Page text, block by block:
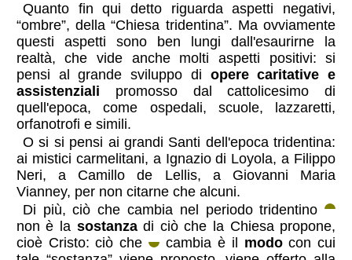
Quanto fin qui detto riguarda aspetti negativi,
“ombre”, della “Chiesa tridentina”. Ma ovviamente
questi aspetti sono ben lungi dall'esaurirne la
realtà, che vide anche molti aspetti positivi: si
pensi al grande sviluppo di opere caritative e
assistenziali promosso dal cattolicesimo di
quell'epoca, come ospedali, scuole, lazzaretti,
orfanotrofi e simili.
O si si pensi ai grandi Santi dell'epoca tridentina:
ai mistici carmelitani, a Ignazio di Loyola, a Filippo
Neri, a Camillo de Lellis, a Giovanni Maria
Vianney, per non citarne che alcuni.
Di più, ciò che cambia nel periodo tridentino
non è la sostanzadi ciò che la Chiesa propone,
cioè Cristo: ciò che
cambia è il modocon cui